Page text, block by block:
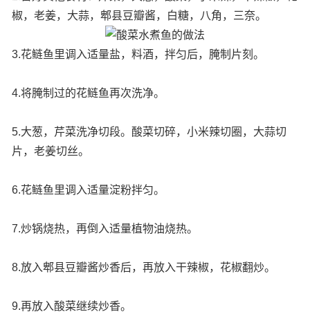
椒，老姜，大蒜，郫县豆瓣酱，白糖，八角，三奈。
3.花鲢鱼里调入适量盐，料酒，拌匀后，腌制片刻。
4.将腌制过的花鲢鱼再次洗净。
5.大葱，芹菜洗净切段。酸菜切碎，小米辣切圈，大蒜切
片，老姜切丝。
6.花鲢鱼里调入适量淀粉拌匀。
7.炒锅烧热，再倒入适量植物油烧热。
8.放入郫县豆瓣酱炒香后，再放入干辣椒，花椒翻炒。
9.再放入酸菜继续炒香。